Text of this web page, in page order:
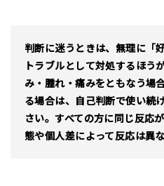
判断に迷うときは、無理に「
トラブルとして対処するほう
み・腫れ・痛みをともなう場
る場合は、自己判断で使い続
さい。すべての方に同じ反応
態や個人差によって反応は異な